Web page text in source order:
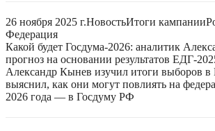
26 ноября 2025 г.НовостьИтоги кампании
Федерация
Какой будет Госдума-2026: аналитик
прогноз на основании результатов ЕДГ-
Александр Кынев изучил итоги выборов
выяснил, как они могут повлиять на
2026 года — в Госдуму РФ